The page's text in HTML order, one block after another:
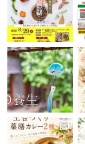
0 4 Twitter